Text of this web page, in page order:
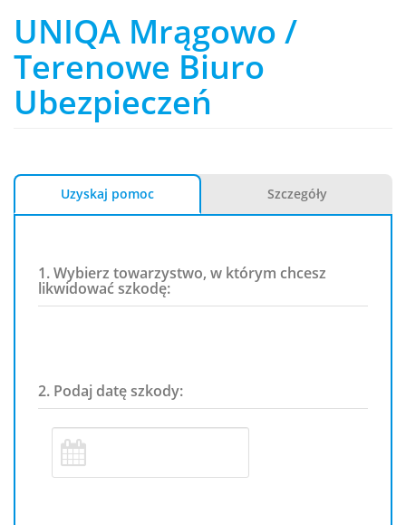
UNIQA Mrągowo /
Terenowe Biuro
Ubezpieczeń
Uzyskaj pomoc Szczegóły
1. Wybierz towarzystwo, w którym chcesz
likwidować szkodę:
2. Podaj datę szkody: